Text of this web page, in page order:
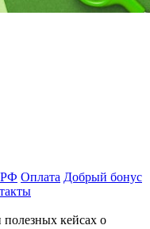
РФ Оплата Добрый бонус
полезных кейсах о